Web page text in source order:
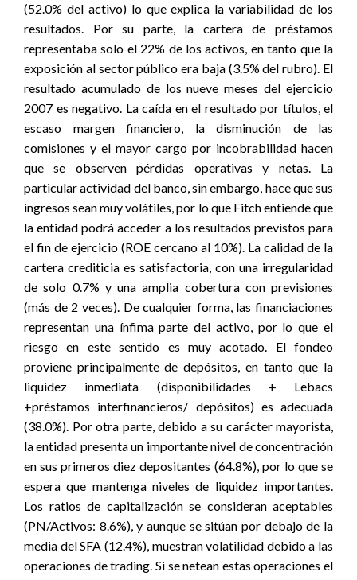
(52.0% del activo) lo que explica la variabilidad de los
resultados. Por su parte, la cartera de préstamos
representaba solo el 22% de los activos, en tanto que la
exposición al sector público era baja (3.5% del rubro). El
resultado acumulado de los nueve meses del ejercicio
2007 es negativo. La caída en el resultado por títulos, el
escaso margen financiero, la disminución de las
comisiones y el mayor cargo por incobrabilidad hacen
que se observen pérdidas operativas y netas. La
particular actividad del banco, sin embargo, hace que sus
ingresos sean muy volátiles, por lo que Fitch entiende que
la entidad podrá acceder a los resultados previstos para
el fin de ejercicio (ROE cercano al 10%). La calidad de la
cartera crediticia es satisfactoria, con una irregularidad
de solo 0.7% y una amplia cobertura con previsiones
(más de 2 veces). De cualquier forma, las financiaciones
representan una ínfima parte del activo, por lo que el
riesgo en este sentido es muy acotado. El fondeo
proviene principalmente de depósitos, en tanto que la
liquidez inmediata (disponibilidades + Lebacs
+préstamos interfinancieros/ depósitos) es adecuada
(38.0%). Por otra parte, debido a su carácter mayorista,
la entidad presenta un importante nivel de concentración
en sus primeros diez depositantes (64.8%), por lo que se
espera que mantenga niveles de liquidez importantes.
Los ratios de capitalización se consideran aceptables
(PN/Activos: 8.6%), y aunque se sitúan por debajo de la
media del SFA (12.4%), muestran volatilidad debido a las
operaciones de trading. Si se netean estas operaciones el